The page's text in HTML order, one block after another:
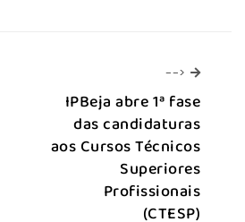
--> -->
IPBeja abre 1ª fase
das candidaturas
aos Cursos Técnicos
Superiores
Profissionais
(CTESP)